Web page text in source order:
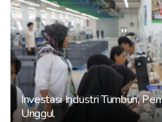
Investasi Industri Tumbuh,
Unggul